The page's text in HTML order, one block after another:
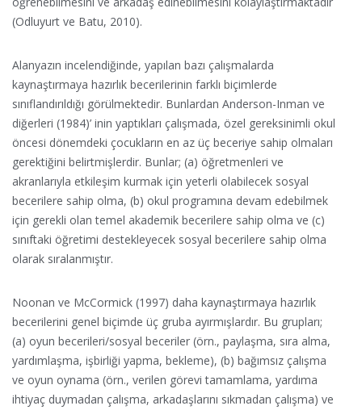
(Odluyurt ve Batu, 2010).
Alanyazın incelendiğinde, yapılan bazı çalışmalarda
kaynaştırmaya hazırlık becerilerinin farklı biçimlerde
sınıflandırıldığı görülmektedir. Bunlardan Anderson-Inman ve
diğerleri (1984)’ inin yaptıkları çalışmada, özel gereksinimli okul
öncesi dönemdeki çocukların en az üç beceriye sahip olmaları
gerektiğini belirtmişlerdir. Bunlar; (a) öğretmenleri ve
akranlarıyla etkileşim kurmak için yeterli olabilecek sosyal
becerilere sahip olma, (b) okul programına devam edebilmek
için gerekli olan temel akademik becerilere sahip olma ve (c)
sınıftaki öğretimi destekleyecek sosyal becerilere sahip olma
olarak sıralanmıştır.
Noonan ve McCormick (1997) daha kaynaştırmaya hazırlık
becerilerini genel biçimde üç gruba ayırmışlardır. Bu grupları;
(a) oyun becerileri/sosyal beceriler (örn., paylaşma, sıra alma,
yardımlaşma, işbirliği yapma, bekleme), (b) bağımsız çalışma
ve oyun oynama (örn., verilen görevi tamamlama, yardıma
ihtiyaç duymadan çalışma, arkadaşlarını sıkmadan çalışma) ve